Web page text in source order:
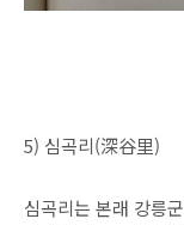
5) 심곡리(深谷里)
심곡리는 본래 강릉